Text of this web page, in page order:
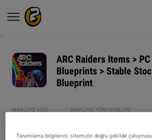
ARC Raiders Items > PC
Blueprints > Stable
Blueprint
NAKLIYE HIZI
NAKLIYE YÖNTEMLERI
Tanımlama bilgilerini; sitemizin doğru şekilde